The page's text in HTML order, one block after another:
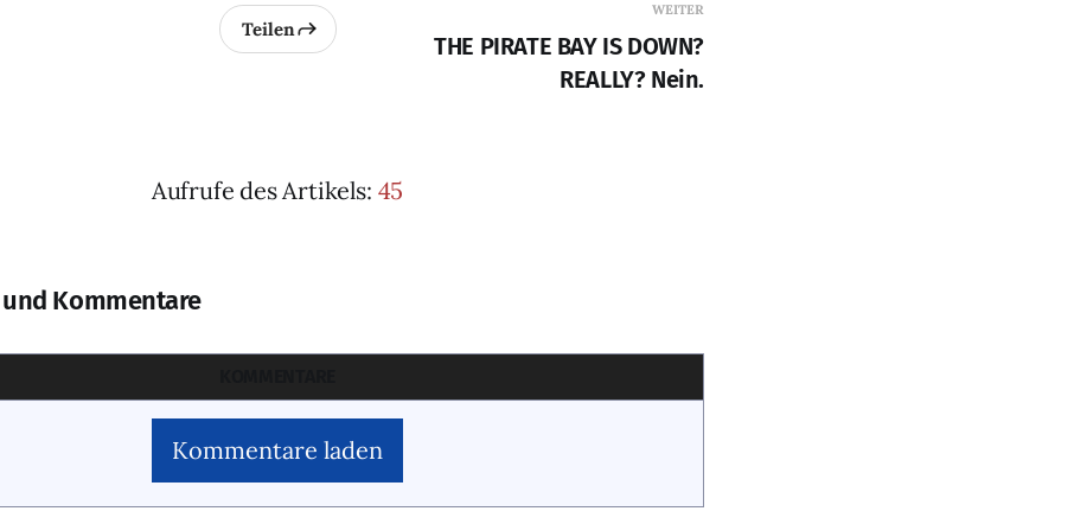
Teilen
WEITER
THE PIRATE BAY IS DOWN?
REALLY? Nein.
Aufrufe des Artikels: 45
Kommentare
Kommentare laden